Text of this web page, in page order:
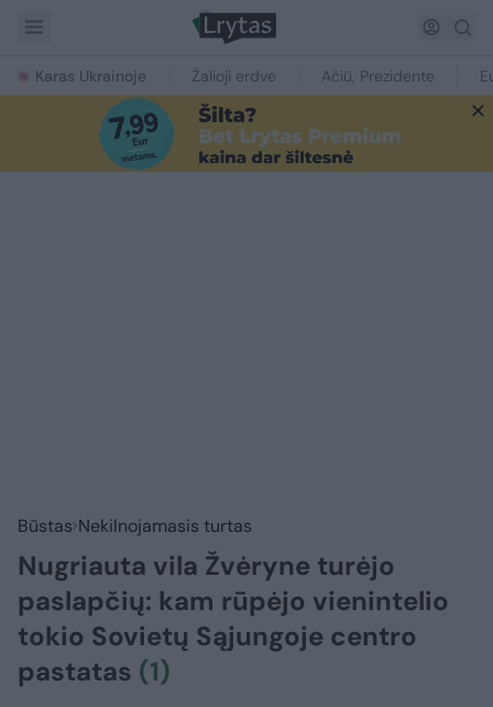
Karas Ukrainoje Žalioji erdvė Ačiū, Prezidente
Būstas Nekilnojamasis turtas
Nugriauta vila Žvėryne turėjo
paslapčių: kam rūpėjo vienintelio
tokio Sovietų Sąjungoje centro
pastatas (1)